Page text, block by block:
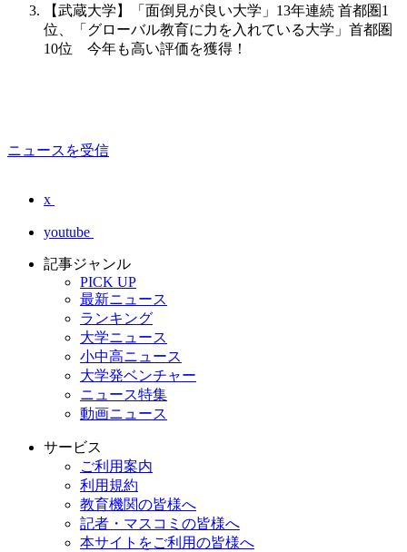
【武蔵大学】「面倒見が良い大学」13年連続 首都圏1
位、「グローバル教育に力を入れている大学」首都圏
10位 今年も高い評価を獲得！
ニュースを受信
x
youtube
記事ジャンル
PICK UP
最新ニュース
ランキング
大学ニュース
小中高ニュース
大学発ベンチャー
ニュース特集
動画ニュース
サービス
ご利用案内
利用規約
教育機関の皆様へ
記者・マスコミの皆様へ
本サイトをご利用の皆様へ